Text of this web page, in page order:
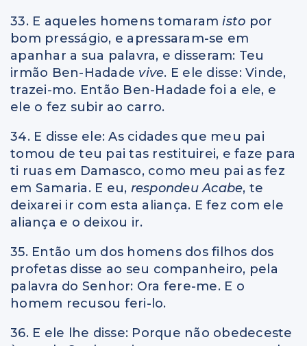
33. E aqueles homens tomaramisto por
bom presságio, e apressaram-se em
apanhar a sua palavra, e disseram: Teu
irmão Ben-Hadade vive. E ele disse: Vinde,
trazei-mo. Então Ben-Hadade foi a ele, e
ele o fez subir ao carro.
34. E disse ele: As cidades que meu pai
tomou de teu pai tas restituirei, e faze para
ti ruas em Damasco, como meu pai as fez
em Samaria. E eu, respondeuAcabe, te
deixarei ir com esta aliança. E fez com ele
aliança e o deixou ir.
35. Então um dos homens dos filhos dos
profetas disse ao seu companheiro, pela
palavra do Senhor: Ora fere-me. E o
homem recusou feri-lo.
36. E ele lhe disse: Porque não obedeceste